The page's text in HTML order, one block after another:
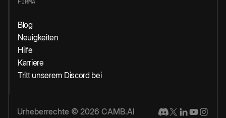
FIRMA
Blog
Neuigkeiten
Hilfe
Karriere
Tritt unserem Discord bei
Urheberrechte © 2026 CAMB.AI